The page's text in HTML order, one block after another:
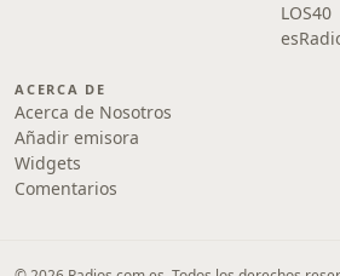
LOS40
ACERCA DE
Acerca de Nosotros
Añadir emisora
Widgets
Comentarios